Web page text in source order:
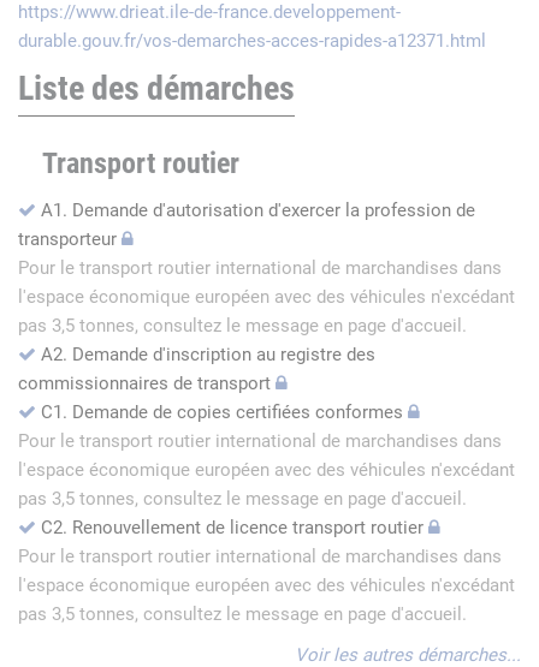
https://www.drieat.ile-de-france.developpement-
durable.gouv.fr/vos-demarches-acces-rapides-a12371.html
Liste des démarches
Transport routier
A1. Demande d'autorisation d'exercer la profession de
transporteur
Pour le transport routier international de marchandises dans
l'espace économique européen avec des véhicules n'excédant
pas 3,5 tonnes, consultez le message en page d'accueil.
A2. Demande d'inscription au registre des
commissionnaires de transport
C1. Demande de copies certifiées conformes
Pour le transport routier international de marchandises dans
l'espace économique européen avec des véhicules n'excédant
pas 3,5 tonnes, consultez le message en page d'accueil.
C2. Renouvellement de licence transport routier
Pour le transport routier international de marchandises dans
l'espace économique européen avec des véhicules n'excédant
pas 3,5 tonnes, consultez le message en page d'accueil.
Voir les autres démarches...